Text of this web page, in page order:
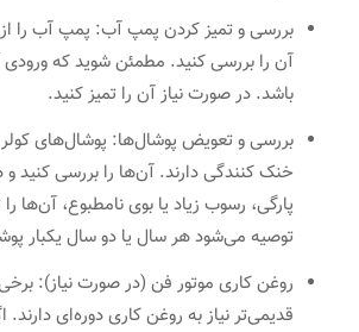
بررسی و تمیز کردن پمپ آب: پمپ آب را
آن را بررسی کنید. مطمئن شوید که
باشد. در صورت نیاز آن را تمیز کنید.
بررسی و تعویض پوشال‌ها: پوشال‌های
خنک کنندگی دارند. آن‌ها را بررسی کنید
پارگی، رسوب زیاد یا بوی نامطبوع، آن‌ها
توصیه می‌شود هر سال یا دو سال یکبار
روغن کاری موتور فن (در صورت نیاز):
قدیمی‌تر نیاز به روغن کاری دوره‌ای دارند.